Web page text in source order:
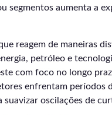
segmentos aumenta a
reagem de maneiras
petróleo e
com foco no longo
enfrentam períodos
oscilações de